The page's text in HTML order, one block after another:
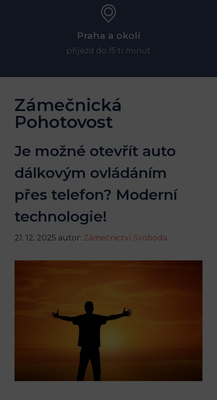
Praha a okolí
příjezd do 15 ti minut
Zámečnická
Pohotovost
Je možné otevřít auto
dálkovým ovládáním
přes telefon? Moderní
technologie!
21. 12. 2025 autor: Zámečnictví Svoboda